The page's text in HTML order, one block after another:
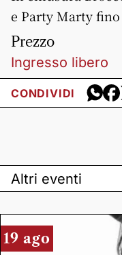
e Party Marty fino
Prezzo
Ingresso libero
CONDIVIDI
Altri eventi
19 ago